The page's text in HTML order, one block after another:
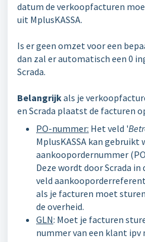
datum de verkoopfacturen
uit MplusKASSA.
Is er geen omzet voor een
dan zal er automatisch een 0
Scrada.
Belangrijkals je
en Scrada plaatst de facturen
PO-nummer: Het veld '
MplusKASSA kan gebruikt
aankoopordernummer
Deze wordt door Scrada
veld
als je facturen moet
de overheid.
GLN: Moet je facturen
nummer van een klant ipv